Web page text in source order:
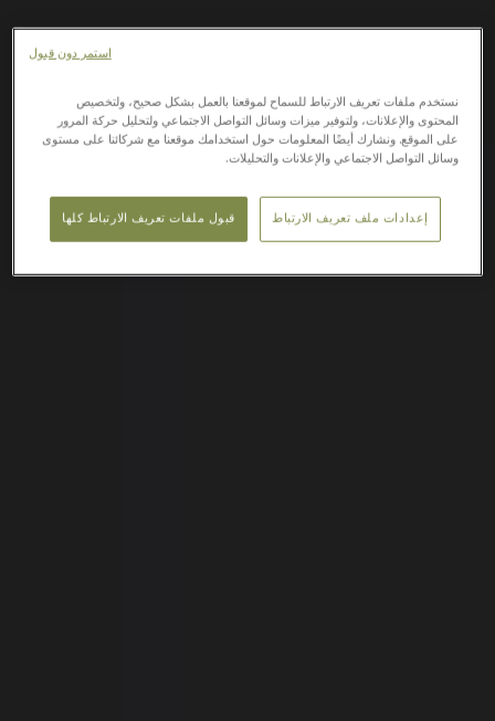
نستخدم ملفات تعريف الارتباط للسماح لموقعنا بالعمل بشكل صحيح، ولتخصيص
المحتوى والإعلانات، ولتوفير ميزات وسائل التواصل الاجتماعي ولتحليل حركة المرور
على الموقع. ونشارك أيضًا المعلومات حول استخدامك موقعنا مع شركائنا على مستوى
وسائل التواصل الاجتماعي والإعلانات والتحليلات.
إعدادات ملف تعريف الارتباط قبول ملفات تعريف الارتباط كلها
استمر دون قبول